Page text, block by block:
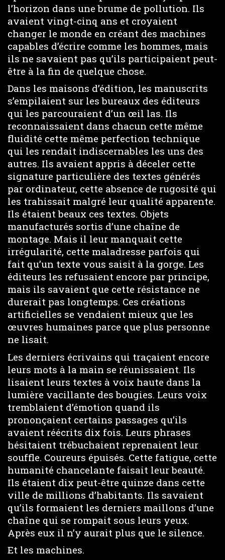
l’horizon dans une brume de pollution. Ils
avaient vingt-cinq ans et croyaient
changer le monde en créant des machines
capables d’écrire comme les hommes, mais
ils ne savaient pas qu’ils participaient peut-
être à la fin de quelque chose.
Dans les maisons d’édition, les manuscrits
s’empilaient sur les bureaux des éditeurs
qui les parcouraient d’un œil las. Ils
reconnaissaient dans chacun cette même
fluidité cette même perfection technique
qui les rendait indiscernables les uns des
autres. Ils avaient appris à déceler cette
signature particulière des textes générés
par ordinateur, cette absence de rugosité qui
les trahissait malgré leur qualité apparente.
Ils étaient beaux ces textes. Objets
manufacturés sortis d’une chaîne de
montage. Mais il leur manquait cette
irrégularité, cette maladresse parfois qui
fait qu’un texte vous saisit à la gorge. Les
éditeurs les refusaient encore par principe,
mais ils savaient que cette résistance ne
durerait pas longtemps. Ces créations
artificielles se vendaient mieux que les
œuvres humaines parce que plus personne
ne lisait.
Les derniers écrivains qui traçaient encore
leurs mots à la main se réunissaient. Ils
lisaient leurs textes à voix haute dans la
lumière vacillante des bougies. Leurs voix
tremblaient d’émotion quand ils
prononçaient certains passages qu’ils
avaient réécrits dix fois. Leurs phrases
hésitaient trébuchaient reprenaient leur
souffle. Coureurs épuisés. Cette fatigue, cette
humanité chancelante faisait leur beauté.
Ils étaient dix peut-être quinze dans cette
ville de millions d’habitants. Ils savaient
qu’ils formaient les derniers maillons d’une
chaîne qui se rompait sous leurs yeux.
Après eux il n’y aurait plus que le silence.
Et les machines.